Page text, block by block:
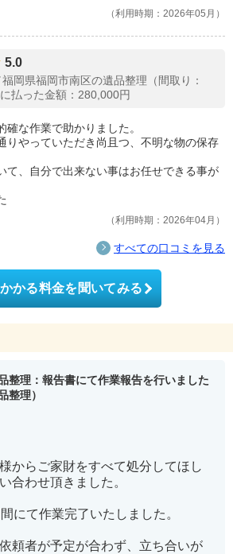
利用時期：2026年05月
5.0
岡県福岡市南区の遺品整理（間取り：
払った金額：280,000円
確な作業で助かりました。
りやっていただき尚且つ、不明な物の保存
て、自分で出来ない事はお任せできる事が
利用時期：2026年04月
すべての口コミを見る
かる料金を聞いてみる
整理：報告書にて作業報告を行いました
整理）
からご家財をすべて処分してほし
合わせ頂きました。
にて作業完了いたしました。
頼者が予定が合わず、立ち合いが